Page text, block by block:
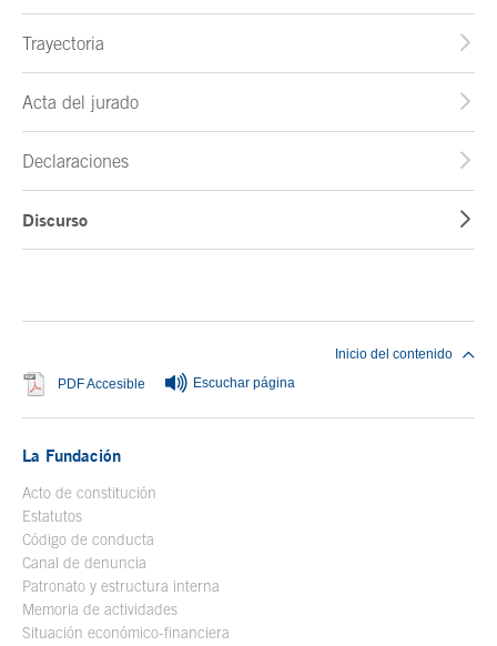
Trayectoria
Acta del jurado
Declaraciones
Discurso
PDF Accesible Se abre en ventana nueva
Escuchar página
Inicio del contenido
La Fundación
Acto de constitución
Estatutos
Código de conducta
Canal de denuncia
Patronato y estructura interna
Memoria de actividades
Situación económico-financiera